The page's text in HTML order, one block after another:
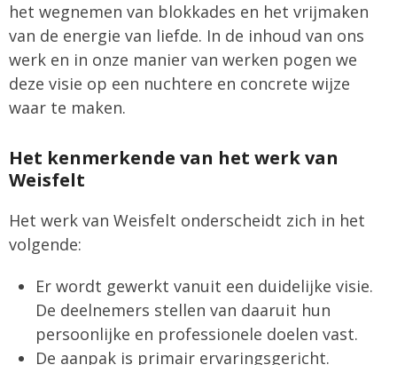
het wegnemen van blokkades en het vrijmaken
van de energie van liefde. In de inhoud van ons
werk en in onze manier van werken pogen we
deze visie op een nuchtere en concrete wijze
waar te maken.
Het kenmerkende van het werk van
Weisfelt
Het werk van Weisfelt onderscheidt zich in het
volgende:
Er wordt gewerkt vanuit een duidelijke visie.
De deelnemers stellen van daaruit hun
persoonlijke en professionele doelen vast.
De aanpak is primair ervaringsgericht.